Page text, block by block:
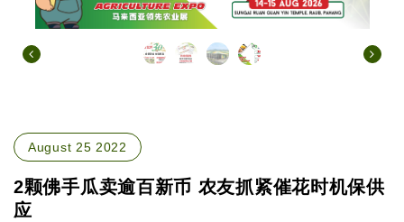
August 25 2022
2颗佛手瓜卖逾百新币 农友抓紧催花时机保供
应